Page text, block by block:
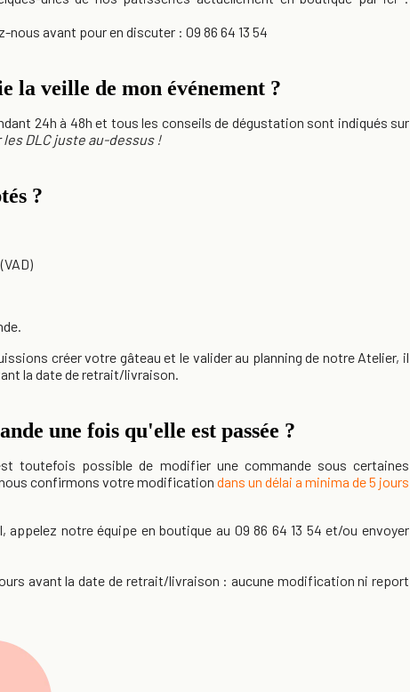
nous avant pour en discuter : 09 86 64 13 54
la veille de mon événement ?
24h à 48h et tous les conseils de dégustation sont indiqués sur
DLC juste au-dessus !
?
créer votre gâteau et le valider au planning de notre Atelier, il
la date de retrait/livraison.
une fois qu'elle est passée ?
toutefois possible de modifier une commande sous certaines
confirmons votre modification dans un délai a minima de 5 jours
notre équipe en boutique au 09 86 64 13 54et/ou envoyer
avant la date de retrait/livraison : aucune modification ni report